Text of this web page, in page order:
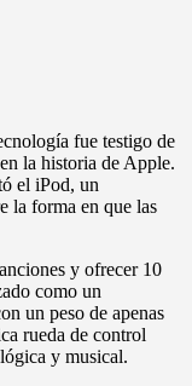
fue testigo de
la historia de Apple.
el iPod, un
la forma en que las
y ofrecer 10
como un
un peso de apenas
rueda de control
y musical.